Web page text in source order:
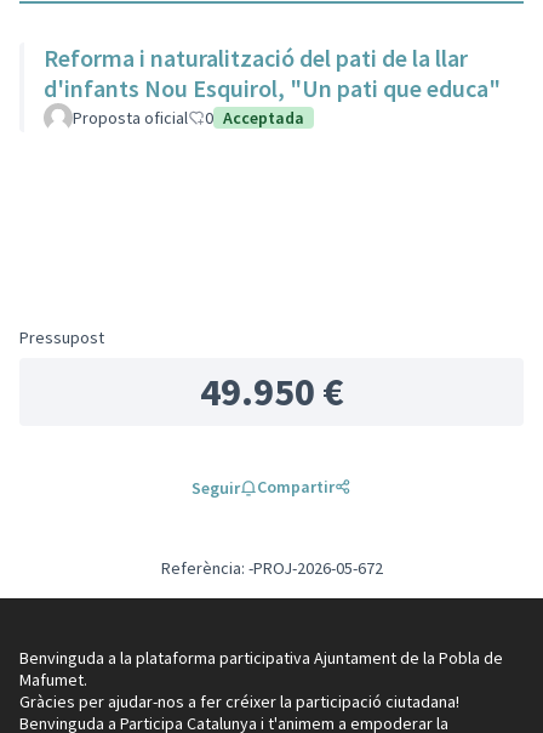
Reforma i naturalització del pati de la llar
d'infants Nou Esquirol, "Un pati que educa"
Proposta oficial 0 Acceptada
Pressupost
49.950 €
Seguir Compartir
Referència: -PROJ-2026-05-672
Benvinguda a la plataforma participativa Ajuntament de la Pobla de
Mafumet.
Gràcies per ajudar-nos a fer créixer la participació ciutadana!
Benvinguda a Participa Catalunya i t'animem a empoderar la